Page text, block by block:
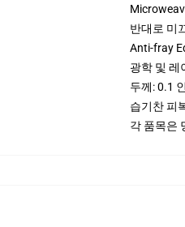
반대로 미
Anti-fray
광학 및 레
두께: 0.1
습기찬 피
각 품목은